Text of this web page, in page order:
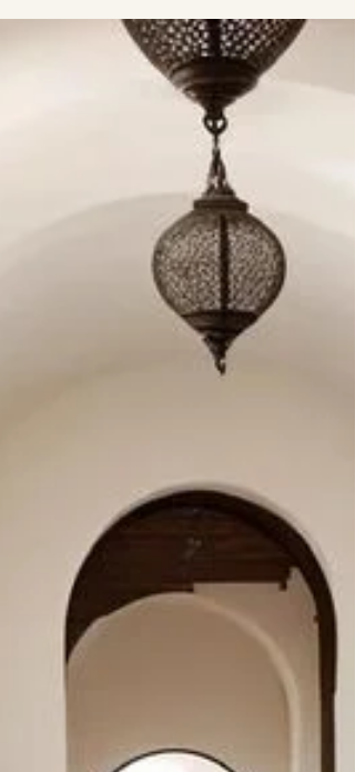
dnevnoj sobi donijeti toplinu i živost, a koja će spavaću
pretvoriti u mirnu oazu? Biti arhitekta ne znači samo
nacrtati projekat po sopstvenoj viziji. To znači
ljude za koje prostor projektujemo i dizajniramo.
Arhitektura obuhvata širok spekta